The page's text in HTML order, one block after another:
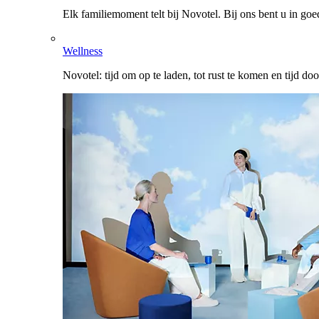
Elk familiemoment telt bij Novotel. Bij ons bent u in
Wellness
Novotel: tijd om op te laden, tot rust te komen en tijd